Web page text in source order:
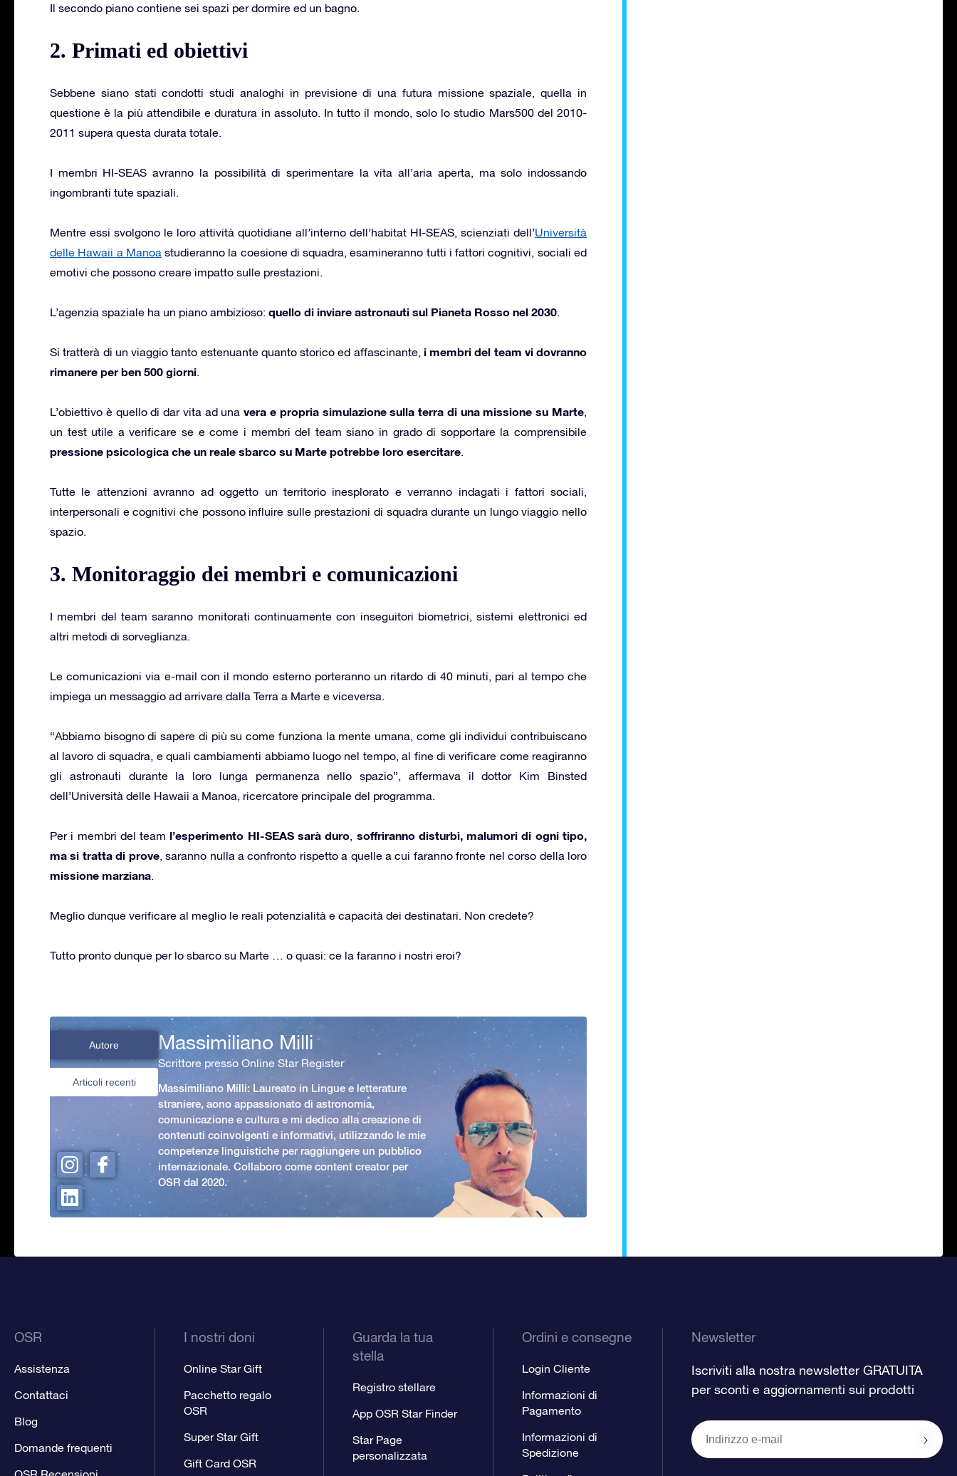
Il secondo piano contiene sei spazi per dormire ed un bagno.
2. Primati ed obiettivi
Sebbene siano stati condotti studi analoghi in previsione di una futura missione spaziale, quella in
questione è la più attendibile e duratura in assoluto. In tutto il mondo, solo lo studio Mars500 del 2010-
2011 supera questa durata totale.
I membri HI-SEAS avranno la possibilità di sperimentare la vita all’aria aperta, ma solo indossando
ingombranti tute spaziali.
Mentre essi svolgono le loro attività quotidiane all’interno dell’habitat HI-SEAS, scienziati dell’Università
delle Hawaii a Manoa studieranno la coesione di squadra, esamineranno tutti i fattori cognitivi, sociali ed
emotivi che possono creare impatto sulle prestazioni.
L’agenzia spaziale ha un piano ambizioso: quello di inviare astronauti sul Pianeta Rosso nel 2030.
Si tratterà di un viaggio tanto estenuante quanto storico ed affascinante, i membri del team vi dovranno
rimanere per ben 500 giorni.
L’obiettivo è quello di dar vita ad unavera e propria simulazione sulla terra di una missione su Marte,
un test utile a verificare se e come i membri del team siano in grado di sopportare la comprensibile
pressione psicologica che un reale sbarco su Marte potrebbe loro esercitare.
Tutte le attenzioni avranno ad oggetto un territorio inesplorato e verranno indagati i fattori sociali,
interpersonali e cognitivi che possono influire sulle prestazioni di squadra durante un lungo viaggio nello
spazio.
3. Monitoraggio dei membri e comunicazioni
I membri del team saranno monitorati continuamente con inseguitori biometrici, sistemi elettronici ed
altri metodi di sorveglianza.
Le comunicazioni via e-mail con il mondo esterno porteranno un ritardo di 40 minuti, pari al tempo che
impiega un messaggio ad arrivare dalla Terra a Marte e viceversa.
“Abbiamo bisogno di sapere di più su come funziona la mente umana, come gli individui contribuiscano
al lavoro di squadra, e quali cambiamenti abbiamo luogo nel tempo, al fine di verificare come reagiranno
gli astronauti durante la loro lunga permanenza nello spazio”, affermava il dottor Kim Binsted
dell’Università delle Hawaii a Manoa, ricercatore principale del programma.
Per i membri del team l’esperimento HI-SEAS sarà duro, soffriranno disturbi, malumori di ogni tipo,
ma si tratta di prove, saranno nulla a confronto rispetto a quelle a cui faranno fronte nel corso della loro
missione marziana.
Meglio dunque verificare al meglio le reali potenzialità e capacità dei destinatari. Non credete?
Tutto pronto dunque per lo sbarco su Marte … o quasi: ce la faranno i nostri eroi?
Autore
Articoli recenti
Massimiliano Milli
Scrittore presso Online Star Register
Massimiliano Milli: Laureato in Lingue e letterature
straniere, aono appassionato di astronomia,
comunicazione e cultura e mi dedico alla creazione di
contenuti coinvolgenti e informativi, utilizzando le mie
competenze linguistiche per raggiungere un pubblico
internazionale. Collaboro come content creator per
OSR dal 2020.
OSR
Assistenza
Contattaci
Blog
Domande frequenti
I nostri doni
Online Star Gift
Pacchetto regalo
OSR
Super Star Gift
Gift Card OSR
Guarda la tua
stella
Registro stellare
App OSR Star Finder
Star Page
personalizzata
Ordini e consegne
Login Cliente
Informazioni di
Pagamento
Informazioni di
Spedizione
Newsletter
Iscriviti alla nostra newsletter GRATUITA
per sconti e aggiornamenti sui prodotti